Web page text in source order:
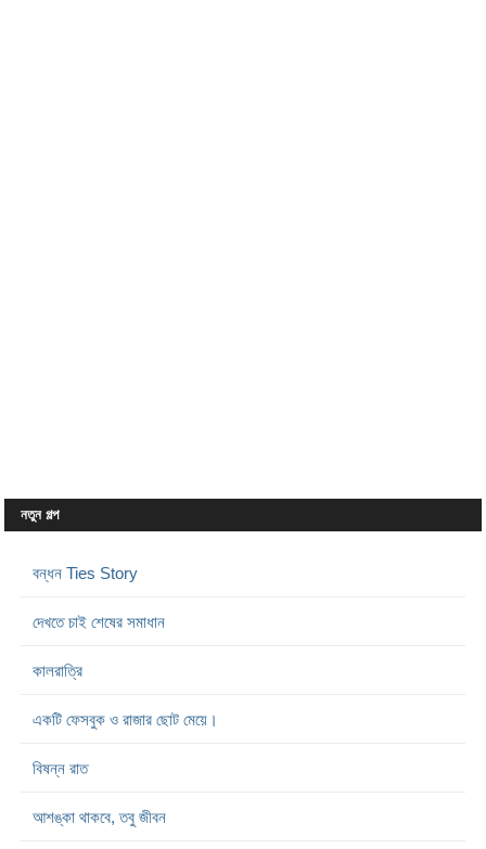
নতুন গল্প
বন্ধন Ties Story
দেখতে চাই শেষের সমাধান
কালরাত্রি
একটি ফেসবুক ও রাজার ছোট মেয়ে।
বিষন্ন রাত
আশঙ্কা থাকবে, তবু জীবন